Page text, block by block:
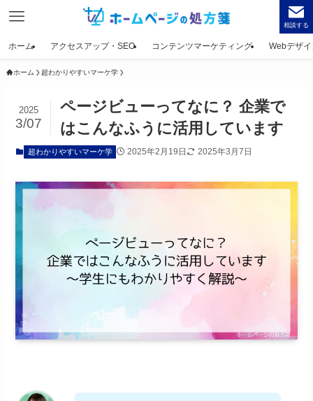
相談する
ホーム アクセスアップ・SEO コンテンツマーケティング Webデザ
ホーム 超わかりやすいマーケ学
ページビューってなに？ 企業で
はこんなふうに活用しています
2025
3/07
超わかりやすいマーケ学 2025年2月19日 2025年3月7日